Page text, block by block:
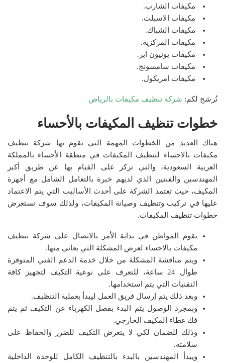
مكيفات الشارب.
مكيفات الاسبلت.
مكيفات الشباك.
مكيفات المركزية.
مكيفات يونيون اير.
مكيفات سامسونج.
مكيفات امريكول.
نُرشح لكم: شركة تنظيف مكيفات بالرياض
خطوات تنظيف المكيفات بالأحساء
هناك العديد من الخطوات المهمة التي تقوم بها شركة تنظيف
مكيفات بالاحساء لتنظيف المكيفات في منطقة الأحساء بالمملكة
العربية السعودية، والتي تركز على القيام بها عن طريق أكبر
المهندسين والفننين الذي لديهم خبرة بالتعامل الشامل مع أجهزة
المكيف، حيث تعتمد الشركة على أحدث الأساليب التي يتم الاعتماد
عليها في تركيب وتنظيف وصيانة المكيفات، ولذلك سوف نستعرض
خطوات تنظيف المكيفات.
يقوم المواطن في بداية الأمر بالاتصال على شركة تنظيف
مكيفات بالاحساء لعرض المشكلة التي يعاني منها.
ويتم مناقشة المشكلة من خلال خدمة الدعم الفني المتوفرة
طوال 24 ساعة، للتعرف على نوعية التكيف لتجهيز كافة
التقنيات التي يتم استخدامها.
وبعد ذلك يتم إرسال فريق العمل ليبدأ بعملية التنظيف.
وبمجرد الوصول يتم البدء بفصل الكهرباء عن التكيف ثم يتم
فك غطاء المكيف الخارجي.
وذلك للضمان لكي لا يتعرض التكيف للضرر والحفاظ على
سلامته.
ويبدأ المهندسين بالبدء بالتنظيف الكامل للوحدة الداخلية